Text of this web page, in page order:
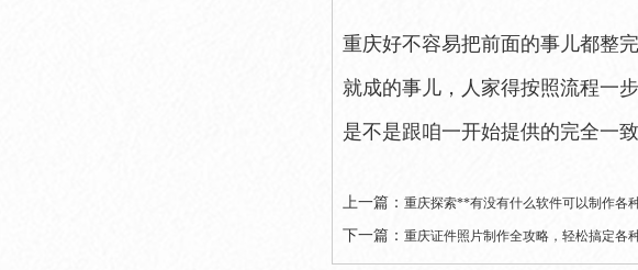
重庆好不容易把前面的事儿都整
就成的事儿，人家得按照流程一
是不是跟咱一开始提供的完全一
上一篇： 重庆探索**有没有什么软件可以制作各
下一篇： 重庆证件照片制作全攻略，轻松搞定各